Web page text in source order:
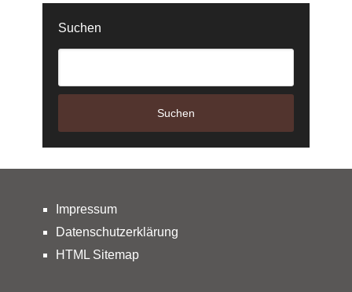
Suchen
Suchen
Impressum
Datenschutzerklärung
HTML Sitemap